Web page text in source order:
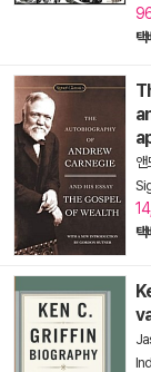
택
앤
택